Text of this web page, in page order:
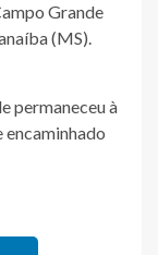
Grande
(MS).
permaneceu à
encaminhado